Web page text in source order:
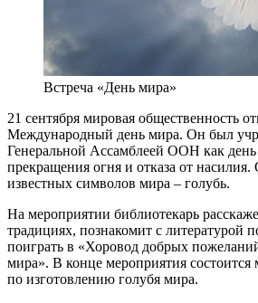
Встреча «День мира»
21 сентября мировая общественность
Международный день мира. Он был
Генеральной Ассамблеей ООН как день
прекращения огня и отказа от
известных символов мира – голубь.
На мероприятии библиотекарь
традициях, познакомит с литературой
поиграть в «Хоровод добрых
мира». В конце мероприятия состоится
по изготовлению голубя мира.